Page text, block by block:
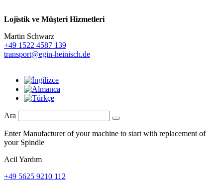
Lojistik ve Müşteri Hizmetleri
Martin Schwarz
+49 1522 4587 139
transport@egin-heinisch.de
Ara
Enter Manufacturer of your machine to start with replacement of
your Spindle
Acil Yardım
+49 5625 9210 112